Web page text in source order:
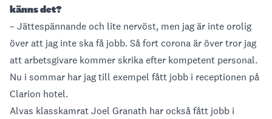
känns det?
– Jättespännande och lite nervöst, men jag är inte orolig
över att jag inte ska få jobb. Så fort corona är över tror jag
att arbetsgivare kommer skrika efter kompetent personal.
Nu i sommar har jag till exempel fått jobb i receptionen på
Clarion hotel.
Alvas klasskamrat Joel Granath har också fått jobb i